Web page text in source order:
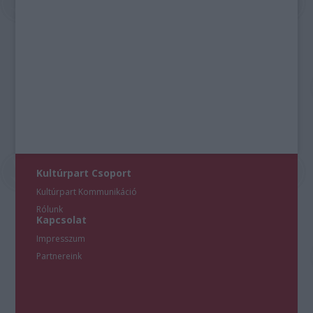
Kultúrpart Csoport
Kultúrpart Kommunikáció
Rólunk
Kapcsolat
Impresszum
Partnereink